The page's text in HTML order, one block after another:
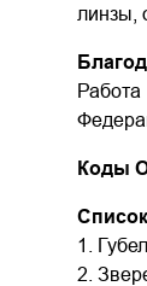
линзы,
Коды
1.
2.